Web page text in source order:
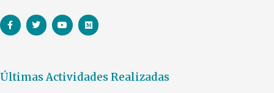
Últimas Actividades Realizadas